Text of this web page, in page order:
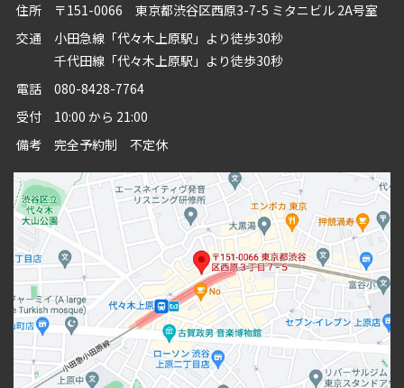
住所
〒151-0066 東京都渋谷区西原3-7-5 ミタニビル 2A号室
交通
小田急線「代々木上原駅」より徒歩30秒
千代田線「代々木上原駅」より徒歩30秒
電話
080-8428-7764
受付
10:00 から 21:00
備考
完全予約制 不定休